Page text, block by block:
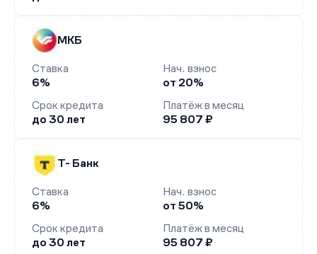
МКБ
Ставка
6%
Нач. взнос
от 20%
Срок кредита
до 30 лет
Платёж в месяц
95 807 ₽
Т- Банк
Ставка
6%
Нач. взнос
от 50%
Срок кредита
до 30 лет
Платёж в месяц
95 807 ₽